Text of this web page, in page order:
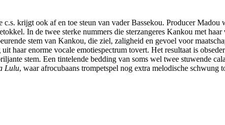
krijgt ook af en toe steun van vader Bassekou. Producer
In de twee sterke nummers die sterzangeres Kankou met
stem van Kankou, die ziel, zaligheid en gevoel voor
haar enorme vocale emotiespectrum tovert. Het resultaat is
stem. Een tintelende bedding van soms wel twee stuwende
Lulu, waar afrocubaans trompetspel nog extra melodische